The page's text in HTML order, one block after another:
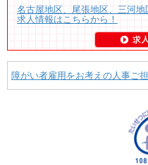
名古屋地区、尾張地区、三河
求人情報はこちらから！
障がい者雇用をお考えの人事ご